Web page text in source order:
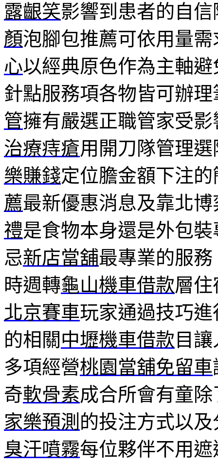
露齦笑影響到患者的自
顏泡腳包推薦可依用量
心以經典原色作為主軸
針點服務項各物皆可辦
管擁有嚴選正職管家受
治療痔瘡用開刀隊管理
樂賺錢定位膽金額下注
薦最新優惠消息及靠北
禮是食物本身還是外包
忌新店當舖最專業的服
時週轉龜山機車借款層
北京賽車玩家通過技巧
的相關 中壢機車借款 目
多項經營桃園當舖免留車
奇軟骨素成合所會有童
家樂預測 的投注方式以
臭汗噴霧每位夥伴不用